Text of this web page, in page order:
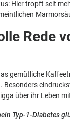
Hier tropft seit
Rede
gemütliche
Besonders
über ihr Leben
Typ-1-Diabetes